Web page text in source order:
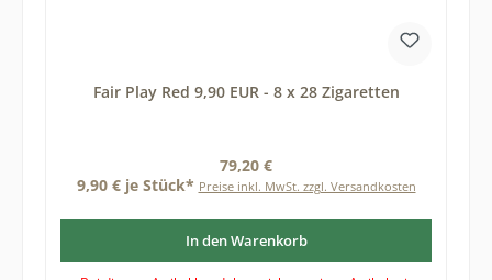
Fair Play Red 9,90 EUR - 8 x 28 Zigaretten
Regulärer Preis:
79,20 €
9,90 € je Stück* Preise inkl. MwSt. zzgl. Versandkosten
In den Warenkorb